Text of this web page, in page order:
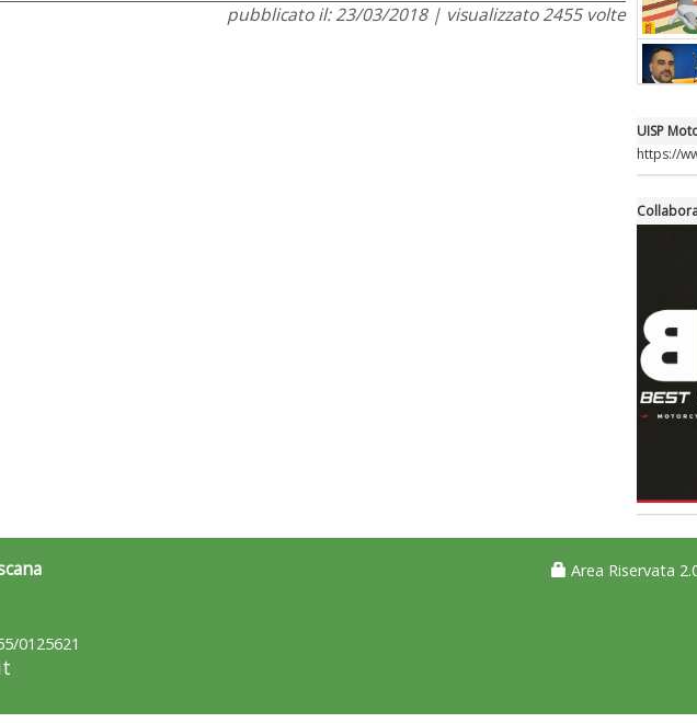
pubblicato il: 23/03/2018 | visualizzato 2455 volte
UISP
https://
0125621
Area Riservata